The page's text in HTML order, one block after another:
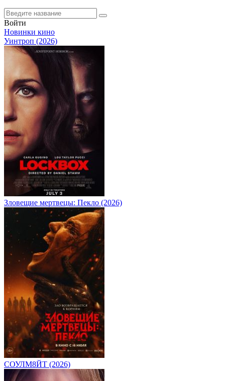
Войти
Новинки кино
Уинтроп (2026)
Зловещие мертвецы: Пекло (2026)
СОУЛМ8ЙТ (2026)